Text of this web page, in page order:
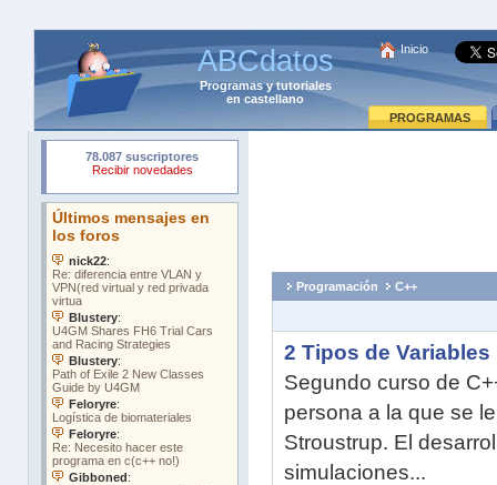
ABCdatos
Programasytutoriales
en castellano
Inicio
PROGRAMAS
Programación C++
2 Tipos de
Segundo curso de
persona a la que se
Stroustrup. El
simulaciones...